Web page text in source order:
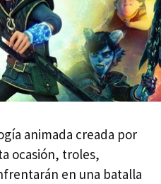
animada creada por
ocasión, troles,
en una batalla